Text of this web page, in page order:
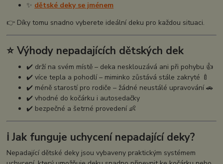
✨ dětské deky se jménem
👉 Díky tomu snadno vyberete ideální deku pro každou situaci.
⭐ Výhody nepadajících dětských dek
✔️ drží na svém místě – deka nesklouzává ani při pohybu 👍
✔️ více tepla a pohodlí – miminko zůstává stále zakryté 🍼
✔️ méně starostí pro rodiče – žádné neustálé upravování 🚗
✔️ vhodné do kočárku i autosedačky
✔️ bezpečné a šetrné provedení 👶
ℹ️ Jak funguje uchycení nepadající deky?
Nepadající dětské deky jsou vybaveny praktickým systémem